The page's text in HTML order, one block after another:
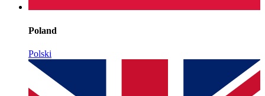
Poland
Polski